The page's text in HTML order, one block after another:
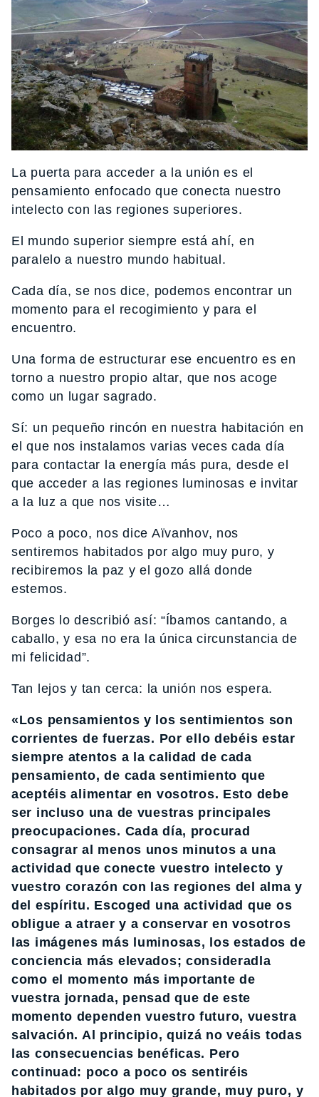
La puerta para acceder a la unión es el
pensamiento enfocado que conecta nuestro
intelecto con las regiones superiores.
El mundo superior siempre está ahí, en
paralelo a nuestro mundo habitual.
Cada día, se nos dice, podemos encontrar un
momento para el recogimiento y para el
encuentro.
Una forma de estructurar ese encuentro es en
torno a nuestro propio altar, que nos acoge
como un lugar sagrado.
Sí: un pequeño rincón en nuestra habitación en
el que nos instalamos varias veces cada día
para contactar la energía más pura, desde el
que acceder a las regiones luminosas e invitar
a la luz a que nos visite…
Poco a poco, nos dice Aïvanhov, nos
sentiremos habitados por algo muy puro, y
recibiremos la paz y el gozo allá donde
estemos.
Borges lo describió así: “Íbamos cantando, a
caballo, y esa no era la única circunstancia de
mi felicidad”.
Tan lejos y tan cerca: la unión nos espera.
«Los pensamientos y los sentimientos son
corrientes de fuerzas. Por ello debéis estar
siempre atentos a la calidad de cada
pensamiento, de cada sentimiento que
aceptéis alimentar en vosotros. Esto debe
ser incluso una de vuestras principales
preocupaciones. Cada día, procurad
consagrar al menos unos minutos a una
actividad que conecte vuestro intelecto y
vuestro corazón con las regiones del alma y
del espíritu. Escoged una actividad que os
obligue a atraer y a conservar en vosotros
las imágenes más luminosas, los estados de
conciencia más elevados; consideradla
como el momento más importante de
vuestra jornada, pensad que de este
momento dependen vuestro futuro, vuestra
salvación. Al principio, quizá no veáis todas
las consecuencias benéficas. Pero
continuad: poco a poco os sentiréis
habitados por algo muy grande, muy puro, y